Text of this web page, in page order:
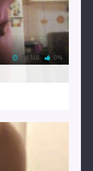
76 MB 0%